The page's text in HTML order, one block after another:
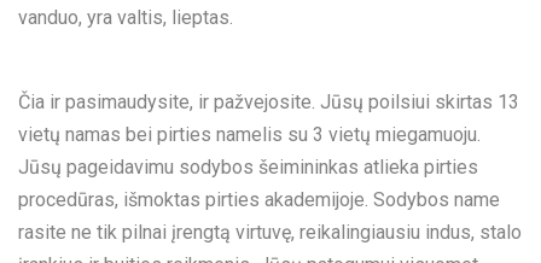
vanduo, yra valtis, lieptas.
Čia ir pasimaudysite, ir pažvejosite. Jūsų poilsiui skirtas 13
vietų namas bei pirties namelis su 3 vietų miegamuoju.
Jūsų pageidavimu sodybos šeimininkas atlieka pirties
procedūras, išmoktas pirties akademijoje. Sodybos name
rasite ne tik pilnai įrengtą virtuvę, reikalingiausiu indus, stalo